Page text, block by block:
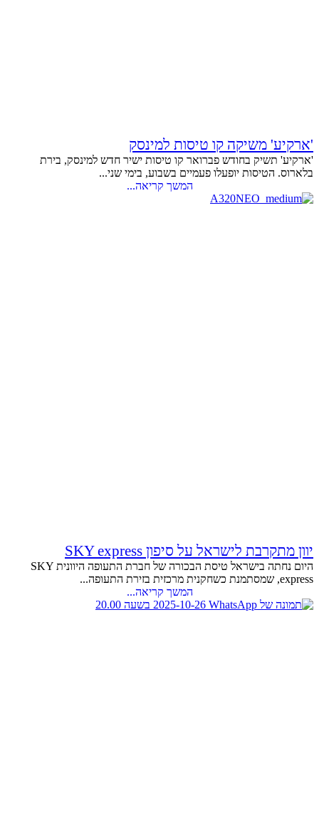
'ארקיע' משיקה קו טיסות למינסק
'ארקיע' תשיק בחודש פברואר קו טיסות ישיר חדש למינסק, בירת
בלארוס. הטיסות יופעלו פעמיים בשבוע, בימי שני...
המשך קריאה...
יוון מתקרבת לישראל על סיפון SKY express
היום נחתה בישראל טיסת הבכורה של חברת התעופה היוונית SKY
express, שמסתמנת כשחקנית מרכזית בזירת התעופה...
המשך קריאה...